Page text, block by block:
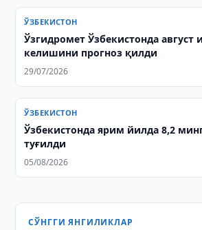
ЎЗБЕКИСТОН
Ўзгидромет Ўзбекистонда август
келишини прогноз қилди
29/07/2026
ЎЗБЕКИСТОН
Ўзбекистонда ярим йилда 8,2
туғилди
05/08/2026
СЎНГГИ ЯНГИЛИКЛАР